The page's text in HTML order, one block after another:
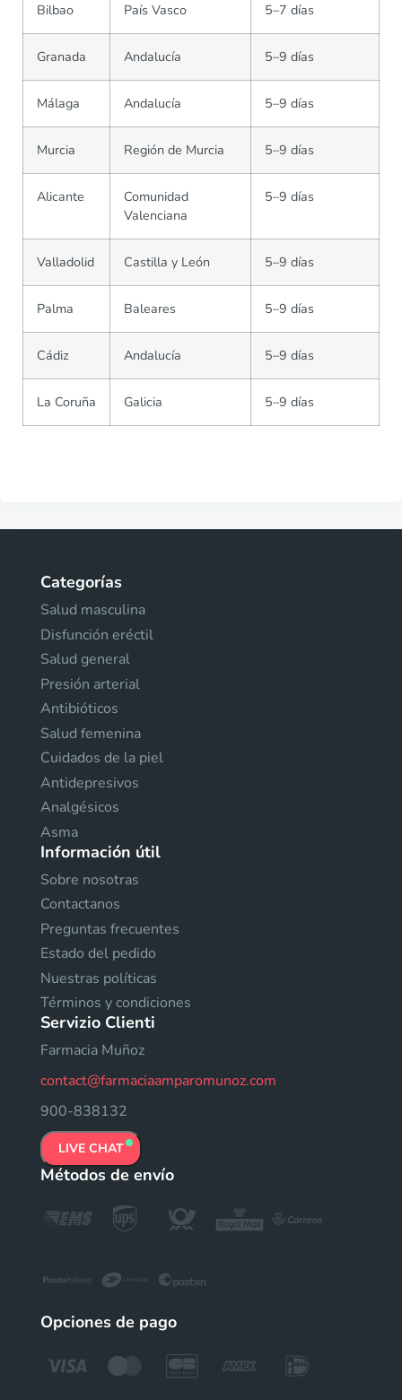
Bilbao País Vasco 5–7 días
Granada Andalucía 5–9 días
Málaga Andalucía 5–9 días
Murcia Región de Murcia 5–9 días
Alicante
Comunidad
Valenciana
5–9 días
Valladolid Castilla y León 5–9 días
Palma Baleares 5–9 días
Cádiz Andalucía 5–9 días
La Coruña Galicia 5–9 días
Categorías
Salud masculina
Disfunción eréctil
Salud general
Presión arterial
Antibióticos
Salud femenina
Cuidados de la piel
Antidepresivos
Analgésicos
Asma
Información útil
Sobre nosotras
Contactanos
Preguntas frecuentes
Estado del pedido
Nuestras políticas
Términos y condiciones
Servizio Clienti
Farmacia Muñoz
contact@farmaciaamparomunoz.com
900-838132
LIVE CHAT
Métodos de envío
Opciones de pago